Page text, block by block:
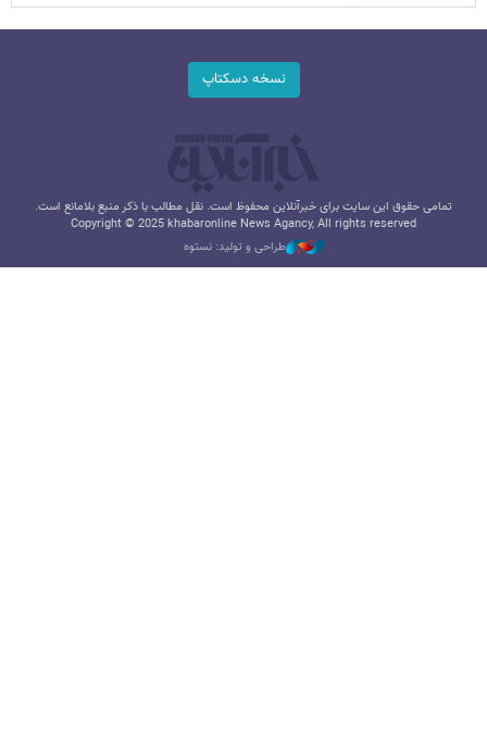
نسخه دسکتاپ
تمامی حقوق این سایت برای خبرآنلاین محفوظ است. نقل مطالب با ذکر منبع بلامانع است.
Copyright © 2025 khabaronline News Agancy, All rights reserved
طراحی و تولید: نستوه